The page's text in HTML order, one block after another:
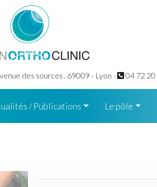
des sources , 69009 - Lyon - 04 72 20
/ Publications Le pôle